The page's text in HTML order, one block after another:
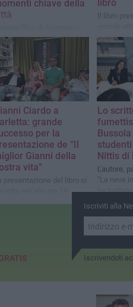
chiave della
intitolato "Di Sangue e
Quattro tappe nella
di Barletta”
libro
Il libro
impatto
Ciardo a
grande
per la
de “Il
Gianni della
vita”
presentazione del libro si
la libreria Mondadori
Lo
studenti
Nittis di
L'autore,
"La neve
ha
silenzio e
Iscriviti alla
Iscrivendoti